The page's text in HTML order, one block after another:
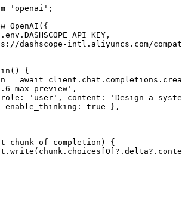
'openai';
OpenAI({
dashscope-intl.aliyuncs.com/
{
= await
max-preview',
'user', content: 'Design a
enable_thinking: true },
chunk of completion) {